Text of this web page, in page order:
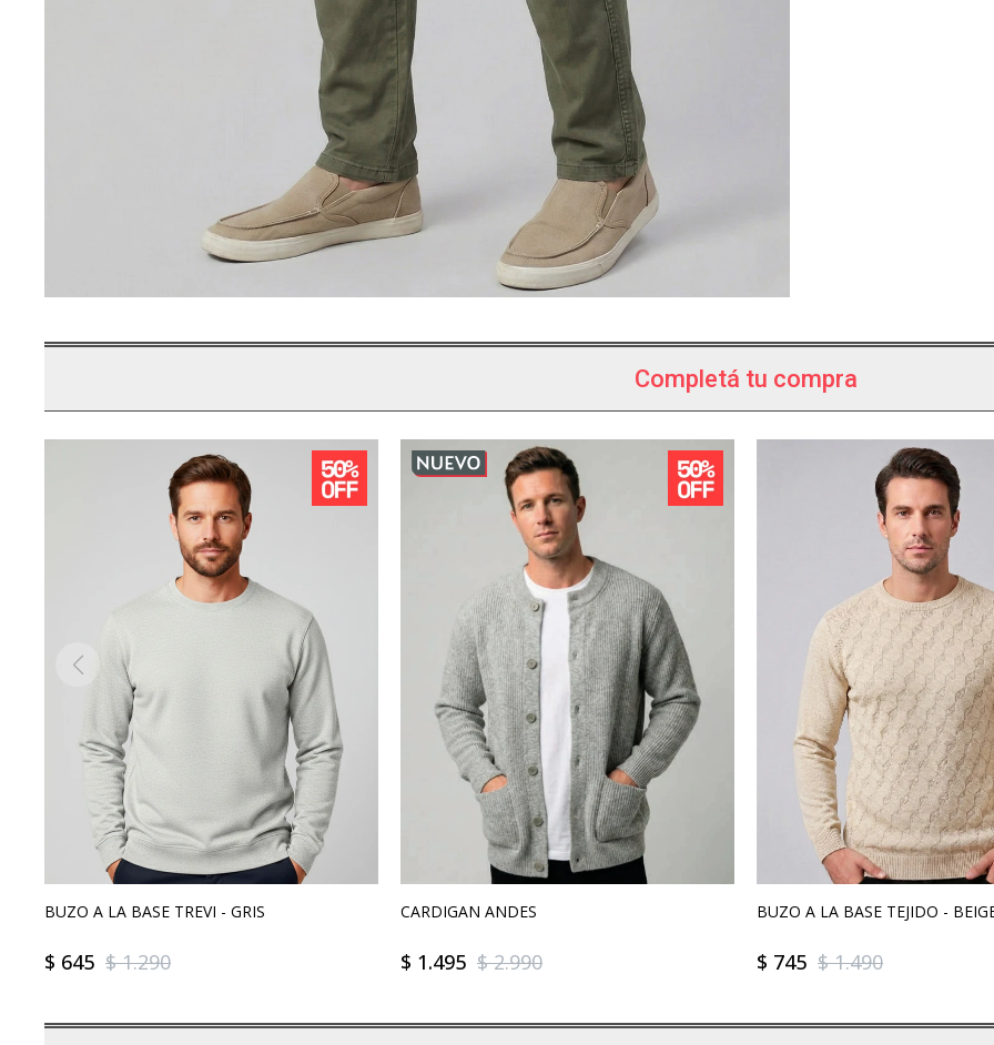
Completá tu compra
BUZO A LA BASE TREVI - GRIS
$ 645 $ 1.290
CARDIGAN ANDES
$ 1.495 $ 2.990
BUZO A LA BASE TEJIDO -
$ 745 $ 1.490